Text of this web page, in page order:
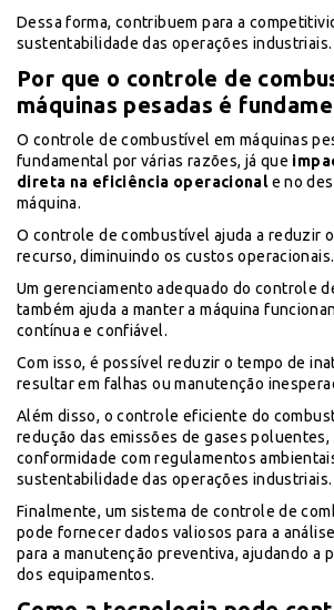
Dessa forma, contribuem para a
sustentabilidade das operações industriais.
Por que o controle de
máquinas pesadas é
O controle de combustível em máquinas
fundamental por várias razões, já que
direta na eficiência operacionale no
máquina.
O controle de combustível ajuda a reduzir
recurso, diminuindo os custos operacionais.
Um gerenciamento adequado do controle
também ajuda a manter a máquina
contínua e confiável.
Com isso, é possível reduzir o tempo de
resultar em falhas ou manutenção
Além disso, o controle eficiente do
redução das emissões de gases
conformidade com regulamentos
sustentabilidade das operações industriais.
Finalmente, um sistema de controle de
pode fornecer dados valiosos para a
para a manutenção preventiva, ajudando a
dos equipamentos.